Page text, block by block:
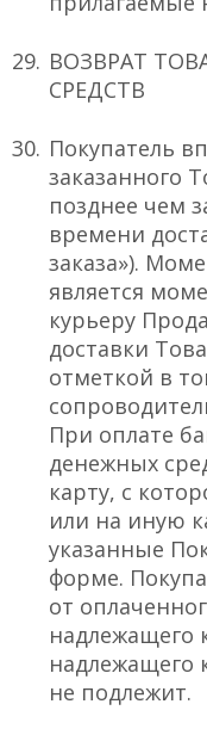
ВОЗВРАТ
СРЕДСТВ
Покупатель
заказанного
позднее чем
времени
заказа»).
является
курьеру
доставки
отметкой в
При оплате
денежных
карту, с
или на иную
указанные
форме.
от
надлежащего
надлежащего
не подлежит.